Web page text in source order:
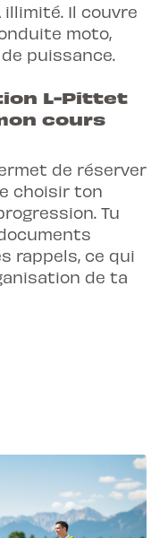
illimité. Il couvre
moto,
puissance.
L-Pittet
cours
de réserver
choisir ton
Tu
rappels, ce qui
de ta